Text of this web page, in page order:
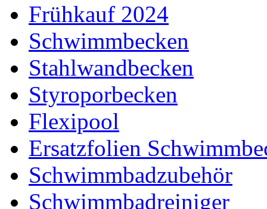
Frühkauf 2024
Schwimmbecken
Stahlwandbecken
Styroporbecken
Flexipool
Ersatzfolien
Schwimmbadzubehör
Schwimmbadreiniger